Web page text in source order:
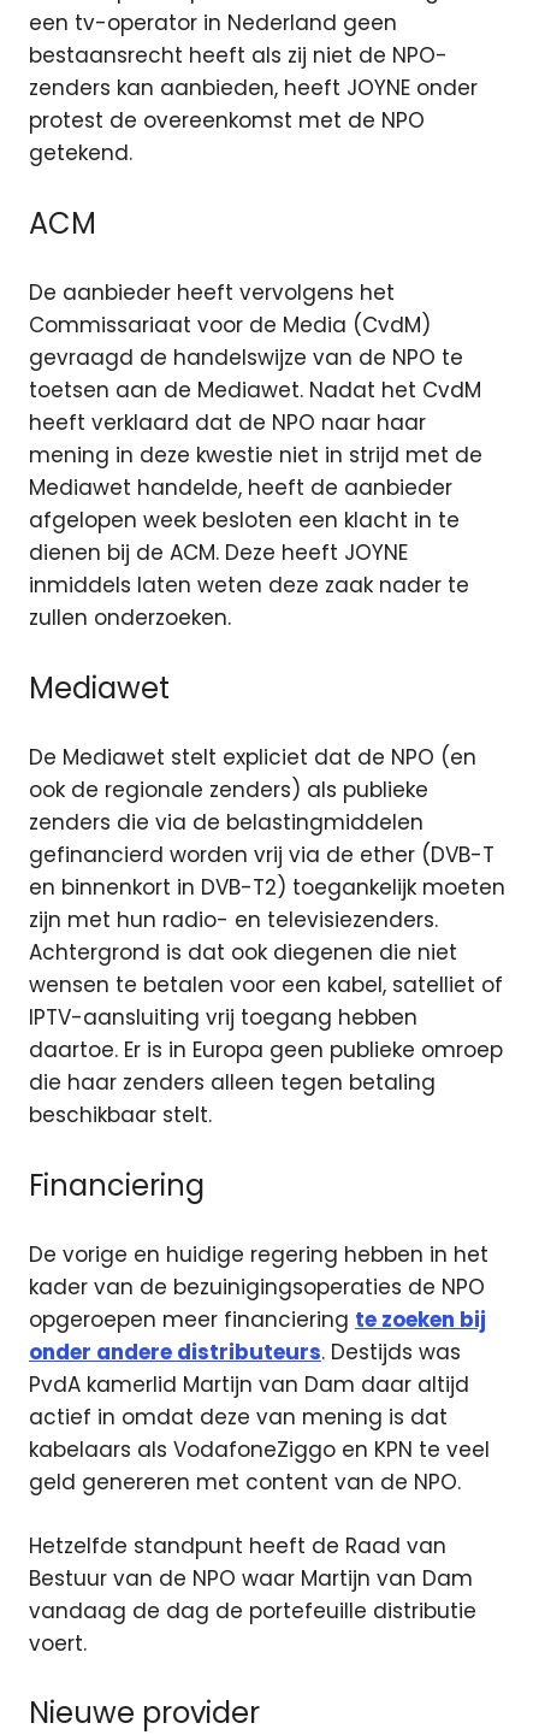
een tv-operator in Nederland geen
bestaansrecht heeft als zij niet de NPO-
zenders kan aanbieden, heeft JOYNE onder
protest de overeenkomst met de NPO
getekend.
ACM
De aanbieder heeft vervolgens het
Commissariaat voor de Media (CvdM)
gevraagd de handelswijze van de NPO te
toetsen aan de Mediawet. Nadat het CvdM
heeft verklaard dat de NPO naar haar
mening in deze kwestie niet in strijd met de
Mediawet handelde, heeft de aanbieder
afgelopen week besloten een klacht in te
dienen bij de ACM. Deze heeft JOYNE
inmiddels laten weten deze zaak nader te
zullen onderzoeken.
Mediawet
De Mediawet stelt expliciet dat de NPO (en
ook de regionale zenders) als publieke
zenders die via de belastingmiddelen
gefinancierd worden vrij via de ether (DVB-T
en binnenkort in DVB-T2) toegankelijk moeten
zijn met hun radio- en televisiezenders.
Achtergrond is dat ook diegenen die niet
wensen te betalen voor een kabel, satelliet of
IPTV-aansluiting vrij toegang hebben
daartoe. Er is in Europa geen publieke omroep
die haar zenders alleen tegen betaling
beschikbaar stelt.
Financiering
De vorige en huidige regering hebben in het
kader van de bezuinigingsoperaties de NPO
opgeroepen meer financiering te zoeken bij
onder andere distributeurs. Destijds was
PvdA kamerlid Martijn van Dam daar altijd
actief in omdat deze van mening is dat
kabelaars als VodafoneZiggo en KPN te veel
geld genereren met content van de NPO.
Hetzelfde standpunt heeft de Raad van
Bestuur van de NPO waar Martijn van Dam
vandaag de dag de portefeuille distributie
voert.
Nieuwe provider